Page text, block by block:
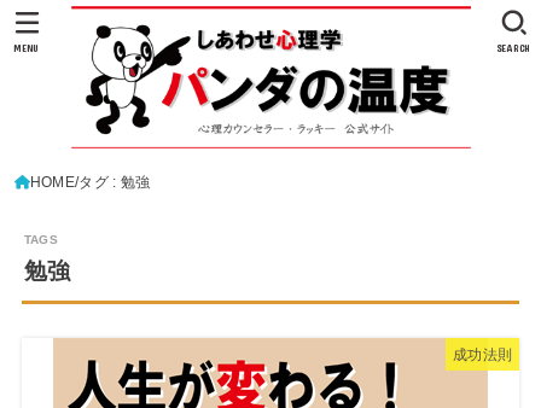
SEARCH
MENU
HOME タグ : 勉強
勉強
成功法則